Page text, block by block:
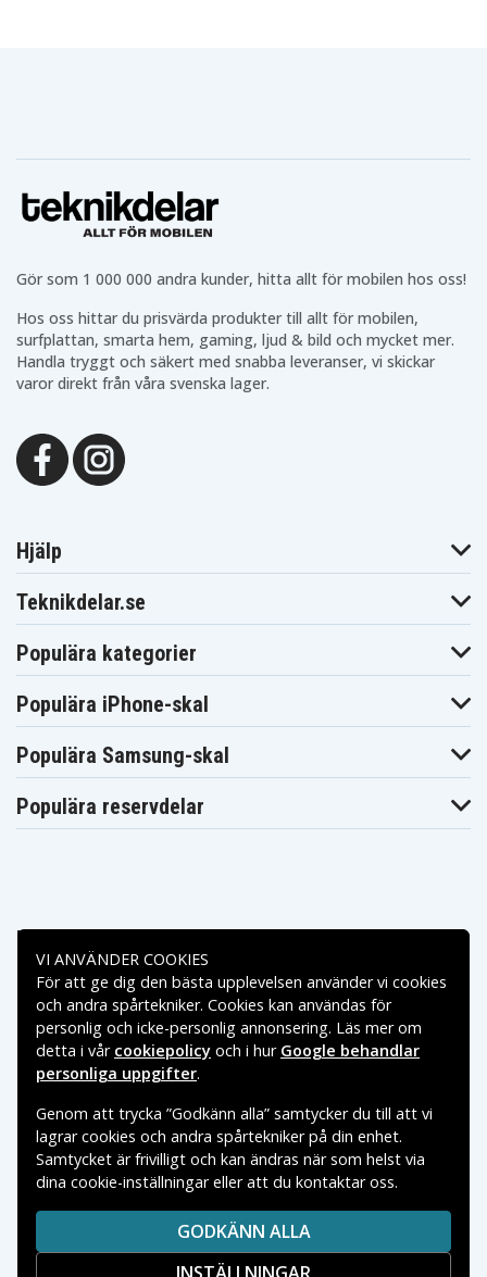
Gör som 1 000 000 andra kunder, hitta allt för mobilen hos oss!
Hos oss hittar du prisvärda produkter till allt för mobilen,
surfplattan, smarta hem, gaming, ljud & bild och mycket mer.
Handla tryggt och säkert med snabba leveranser, vi skickar
varor direkt från våra svenska lager.
Hjälp
Teknikdelar.se
Populära kategorier
Populära iPhone-skal
Populära Samsung-skal
Populära reservdelar
Betalningsalternativ
Leveransalternativ
Copyright © 2026, Spares Nordic AB
VARUMÄRKEN SOM NÄMNS PÅ SIDAN TILLHÖR RESPEKTIVE
VARUMÄRKES ÄGARE.
VI ANVÄNDER COOKIES
För att ge dig den bästa upplevelsen använder vi cookies
och andra spårtekniker. Cookies kan användas för
personlig och icke-personlig annonsering. Läs mer om
detta i vår cookiepolicy och i hur Google behandlar
personliga uppgifter.
Genom att trycka ”Godkänn alla” samtycker du till att vi
lagrar cookies och andra spårtekniker på din enhet.
Samtycket är frivilligt och kan ändras när som helst via
dina cookie-inställningar eller att du kontaktar oss.
GODKÄNN ALLA